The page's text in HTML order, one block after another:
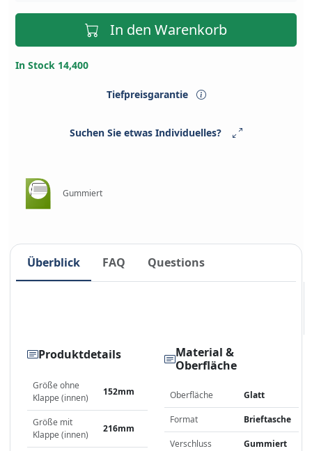
In den Warenkorb
In Stock 14,400
Tiefpreisgarantie
Suchen Sie etwas Individuelles?
Gummiert
Überblick FAQ Questions
Produktdetails
Größe ohne
Klappe (innen)
152mm
Größe mit
Klappe (innen)
216mm
Material &
Oberfläche
Oberfläche Glatt
Format Brieftasche
Verschluss Gummiert